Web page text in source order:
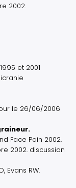
2002.
et 2001
le 26/06/2006
Face Pain 2002.
2002. discussion
Evans RW.